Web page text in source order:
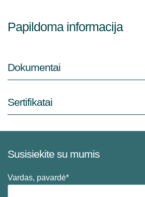
Papildoma informacija
Dokumentai
Sertifikatai
Susisiekite su mumis
Vardas, pavardė*